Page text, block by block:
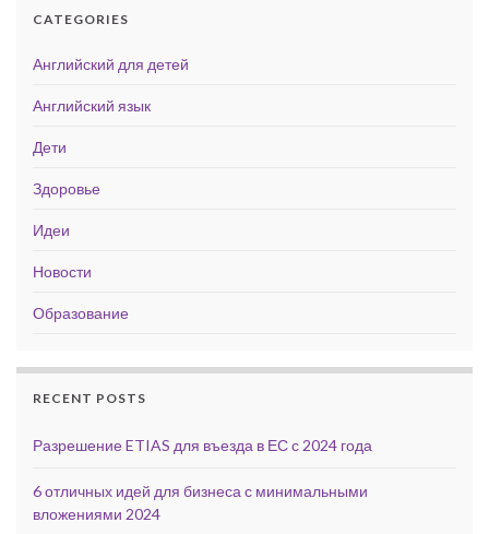
CATEGORIES
Английский для детей
Английский язык
Дети
Здоровье
Идеи
Новости
Образование
RECENT POSTS
Разрешение ETIAS для въезда в ЕС с 2024 года
6 отличных идей для бизнеса с минимальными
вложениями 2024